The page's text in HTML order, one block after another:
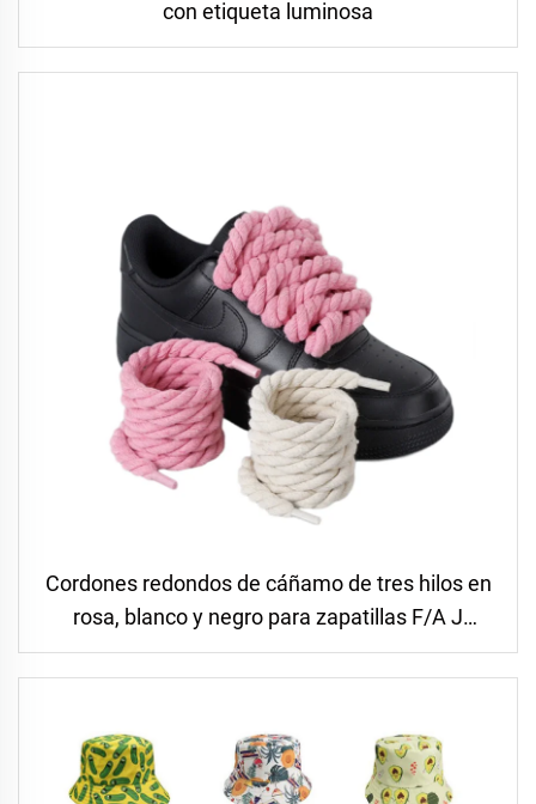
con etiqueta luminosa
Cordones redondos de cáñamo de tres hilos en
rosa, blanco y negro para zapatillas F/A J
Sneakers, 8 mm más gruesos